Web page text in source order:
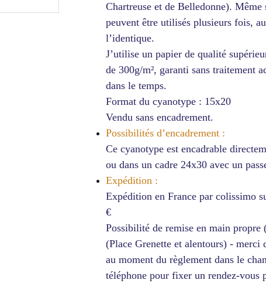
Chartreuse et de Belledonne).
peuvent être utilisés plusieurs fois,
l’identique.
J’utilise un papier de qualité
de 300g/m², garanti sans traitement
dans le temps.
Format du cyanotype : 15x20
Vendu sans encadrement.
Possibilités d’encadrement :
Ce cyanotype est encadrable
ou dans un cadre 24x30 avec un
Expédition :
Expédition en France par colissimo
€
Possibilité de remise en main
(Place Grenette et alentours) -
au moment du règlement dans le
téléphone pour fixer un rendez-vous